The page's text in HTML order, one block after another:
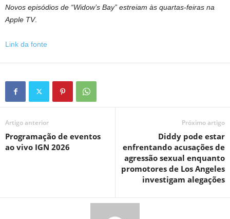
Novos episódios de “Widow’s Bay” estreiam às quartas-feiras na
Apple TV.
Link da fonte
Artigo anterior
Programação de eventos
ao vivo IGN 2026
Próximo artigo
Diddy pode estar
enfrentando acusações de
agressão sexual enquanto
promotores de Los Angeles
investigam alegações